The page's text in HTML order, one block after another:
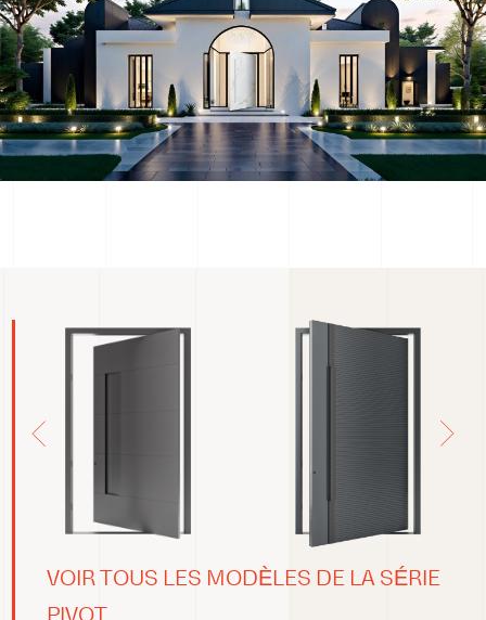
VOIR TOUS LES MODÈLES DE LA SÉRIE
PIVOT